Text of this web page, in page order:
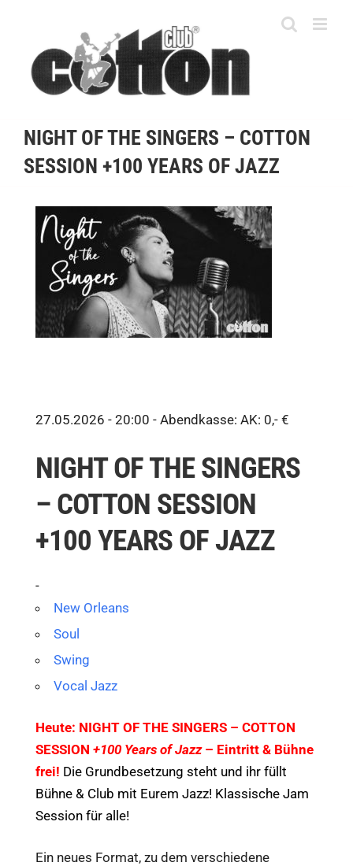
content
NIGHT OF THE SINGERS – COTTON
SESSION +100 YEARS OF JAZZ
27.05.2026 - 20:00 - Abendkasse: AK: 0,- €
NIGHT OF THE SINGERS
– COTTON SESSION
+100 YEARS OF JAZZ
-
New Orleans
Soul
Swing
Vocal Jazz
Heute: NIGHT OF THE SINGERS – COTTON
SESSION +100 Years of Jazz– Eintritt & Bühne
frei! Die Grundbesetzung steht und ihr füllt
Bühne & Club mit Eurem Jazz! Klassische Jam
Session für alle!
Ein neues Format, zu dem verschiedene